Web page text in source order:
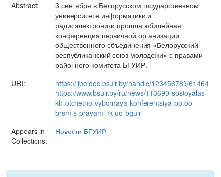
Abstract:
3 сентября в Белорусском государственном
университете информатики и
радиоэлектроники прошла юбилейная
конференция первичной организации
общественного объединения «Белорусский
республиканский союз молодежи» с правами
районного комитета БГУИР.
URI:
https://libeldoc.bsuir.by/handle/123456789/61464
https://www.bsuir.by/ru/news/113690-sostoyalas-
kh-otchetno-vybornaya-konferentsiya-po-oo-
brsm-s-pravami-rk-uo-bguir
Appears in
Collections:
Новости БГУИР